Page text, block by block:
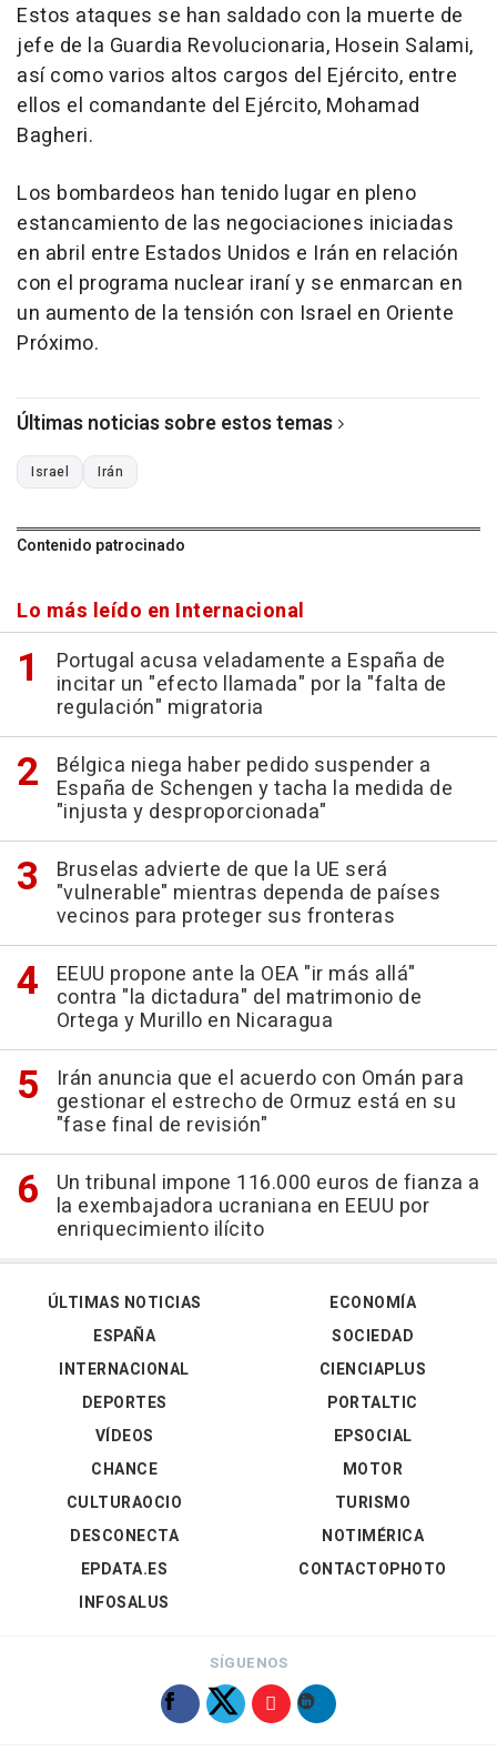
Estos ataques se han saldado con la muerte de
jefe de la Guardia Revolucionaria, Hosein Salami,
así como varios altos cargos del Ejército, entre
ellos el comandante del Ejército, Mohamad
Bagheri.
Los bombardeos han tenido lugar en pleno
estancamiento de las negociaciones iniciadas
en abril entre Estados Unidos e Irán en relación
con el programa nuclear iraní y se enmarcan en
un aumento de la tensión con Israel en Oriente
Próximo.
Últimas noticias sobre estos temas
Israel Irán
Contenido patrocinado
Lo más leído en Internacional
Portugal acusa veladamente a España de
incitar un "efecto llamada" por la "falta de
regulación" migratoria
Bélgica niega haber pedido suspender a
España de Schengen y tacha la medida de
"injusta y desproporcionada"
Bruselas advierte de que la UE será
"vulnerable" mientras dependa de países
vecinos para proteger sus fronteras
EEUU propone ante la OEA "ir más allá"
contra "la dictadura" del matrimonio de
Ortega y Murillo en Nicaragua
Irán anuncia que el acuerdo con Omán para
gestionar el estrecho de Ormuz está en su
"fase final de revisión"
Un tribunal impone 116.000 euros de fianza a
la exembajadora ucraniana en EEUU por
enriquecimiento ilícito
ÚLTIMAS NOTICIAS
ESPAÑA
INTERNACIONAL
DEPORTES
VÍDEOS
ECONOMÍA
SOCIEDAD
CIENCIAPLUS
PORTALTIC
EPSOCIAL
CHANCE
CULTURAOCIO
DESCONECTA
EPDATA.ES
INFOSALUS
MOTOR
TURISMO
NOTIMÉRICA
CONTACTOPHOTO
SÍGUENOS